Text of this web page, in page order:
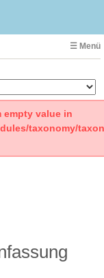
☰ Menü
value in
taxonomy/